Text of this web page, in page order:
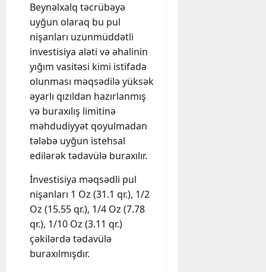
Beynəlxalq təcrübəyə
uyğun olaraq bu pul
nişanları uzunmüddətli
investisiya aləti və əhalinin
yığım vasitəsi kimi istifadə
olunması məqsədilə yüksək
əyarlı qızıldan hazırlanmış
və buraxılış limitinə
məhdudiyyət qoyulmadan
tələbə uyğun istehsal
edilərək tədavülə buraxılır.
İnvestisiya məqsədli pul
nişanları 1 Oz (31.1 qr.), 1/2
Oz (15.55 qr.), 1/4 Oz (7.78
qr.), 1/10 Oz (3.11 qr.)
çəkilərdə tədavülə
buraxılmışdır.